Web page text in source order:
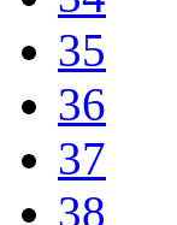
35
36
37
38